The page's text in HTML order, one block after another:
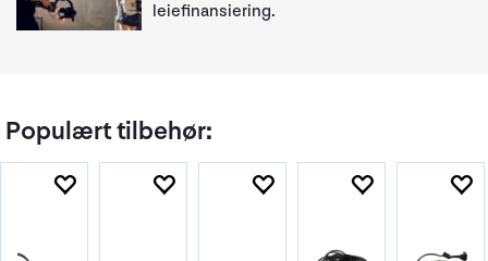
leiefinansiering.
Populært tilbehør: